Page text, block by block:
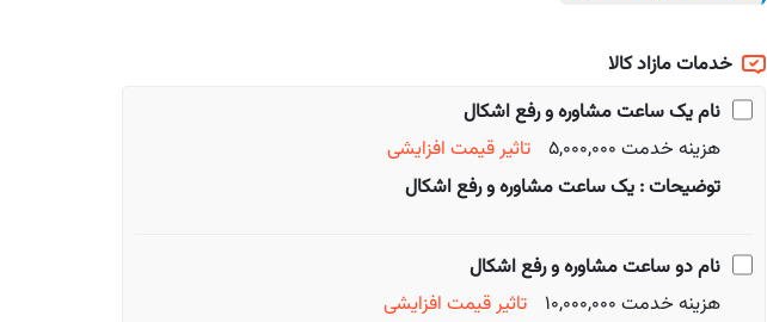
خدمات مازاد کالا
نامیک ساعت مشاوره و رفع اشکال
هزینه خدمت 5,000,000
تاثیر قیمت افزایشی
توضیحات : یک ساعت مشاوره و رفع اشکال
نامدو ساعت مشاوره و رفع اشکال
هزینه خدمت 10,000,000
تاثیر قیمت افزایشی